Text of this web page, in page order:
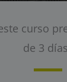
curso
de 3